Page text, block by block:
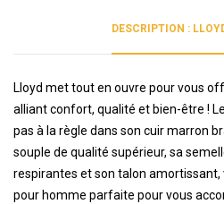
DESCRIPTION :
Lloyd met tout en ouvre pour vous
alliant confort, qualité et bien-être !
pas à la règle dans son cuir marron
souple de qualité supérieur, sa
respirantes et son talon amortissant,
pour homme parfaite pour vous